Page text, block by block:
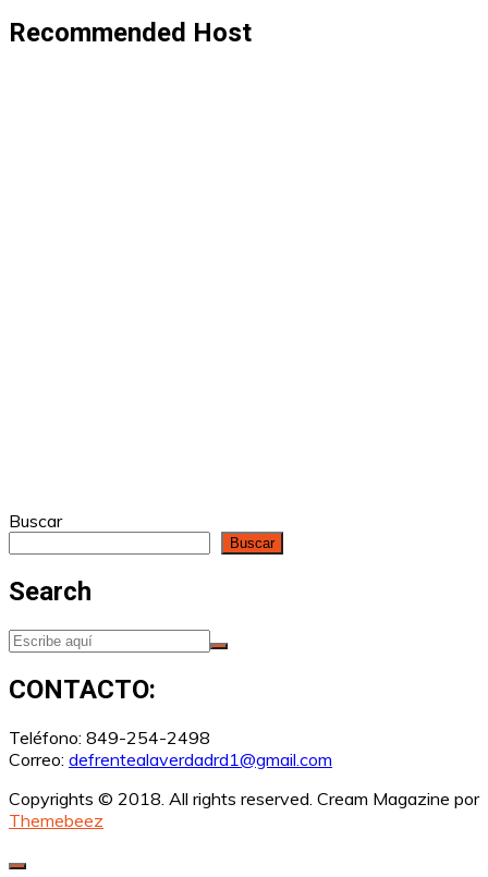
Recommended Host
Buscar
Buscar
Search
CONTACTO:
Teléfono: 849-254-2498
Correo: defrentealaverdadrd1@gmail.com
Copyrights © 2018. All rights reserved. Cream Magazine por
Themebeez